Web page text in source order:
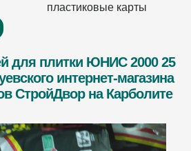
пластиковые карты
для плитки ЮНИС 2000 25
интернет-магазина
СтройДвор на Карболите